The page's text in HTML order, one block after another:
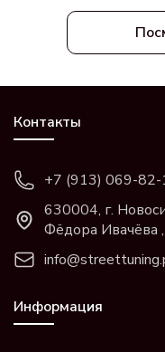
Контакты
+7 (913) 069-82-
630004, г.
Фёдора Ивачёва
Информация